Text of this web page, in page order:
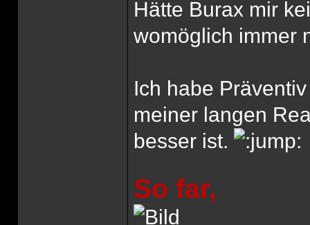
Hätte Burax mir
womöglich immer
Ich habe
meiner langen
besser ist.
So far,